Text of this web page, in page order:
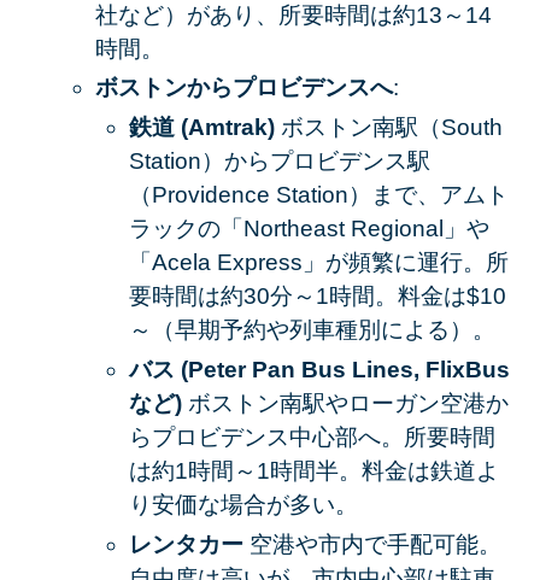
社など）があり、所要時間は約13～14
時間。
ボストンからプロビデンスへ:
鉄道 (Amtrak) ボストン南駅（South
Station）からプロビデンス駅
（Providence Station）まで、アムト
ラックの「Northeast Regional」や
「Acela Express」が頻繁に運行。所
要時間は約30分～1時間。料金は$10
～（早期予約や列車種別による）。
バス (Peter Pan Bus Lines, FlixBus
など) ボストン南駅やローガン空港か
らプロビデンス中心部へ。所要時間
は約1時間～1時間半。料金は鉄道よ
り安価な場合が多い。
レンタカー 空港や市内で手配可能。